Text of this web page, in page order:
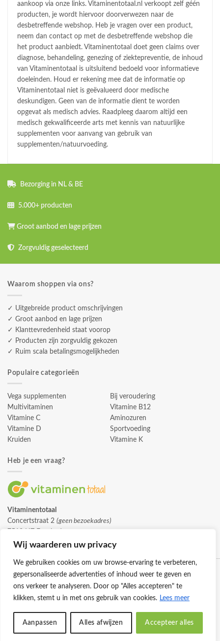
Wij waarderen uw privacy
We gebruiken cookies om uw browse-ervaring te verbeteren,
gepersonaliseerde advertenties of inhoud weer te geven en
ons verkeer te analyseren. Door op "Alles accepteren" te
klikken, stemt u in met ons gebruik van cookies. Lees meer
Aanpassen Alles afwijzen Accepteer alles
aankoop via onze links. Vitaminentotaal.nl verkoopt zelf géén
producten, je wordt hiervoor doorverwezen naar de
desbetreffende webshop. Heb je vragen over een product,
neem dan contact op met de desbetreffende webshop die
het product aanbiedt. Vitaminentotaal doet geen claims over
diagnose, behandeling, genezing of ziektepreventie, de inhoud
van Vitaminentotaal is uitsluitend bedoeld voor informatieve
doeleinden. Houd er rekening mee dat de informatie op
Vitaminentotaal niet is geëvalueerd door medische
deskundigen. Geen van de informatie dient te worden
opgevat als medisch advies. Raadpleeg daarom altijd een
medisch gekwalificeerde arts met kennis van natuurlijke
supplementen voor aanvang van gebruik van
supplementen/natuurvoeding.
Bezorging in NL & BE
5.000+ producten
Groot aanbod en lage prijzen
Zorgvuldig geselecteerd
Waarom shoppen via ons?
✓ Uitgebreide product omschrijvingen
✓ Groot aanbod en lage prijzen
✓ Klanttevredenheid staat voorop
✓ Producten zijn zorgvuldig gekozen
✓ Ruim scala betalingsmogelijkheden
Populaire categorieën
Vega supplementen
Multivitaminen
Vitamine C
Vitamine D
Kruiden
Bij veroudering
Vitamine B12
Aminozuren
Sportvoeding
Vitamine K
Heb je een vraag?
Vitaminentotaal
Concertstraat 2 (geen bezoekadres)
info@vitaminentotaal.nl
© 2026 -Vitaminentotaal.nl